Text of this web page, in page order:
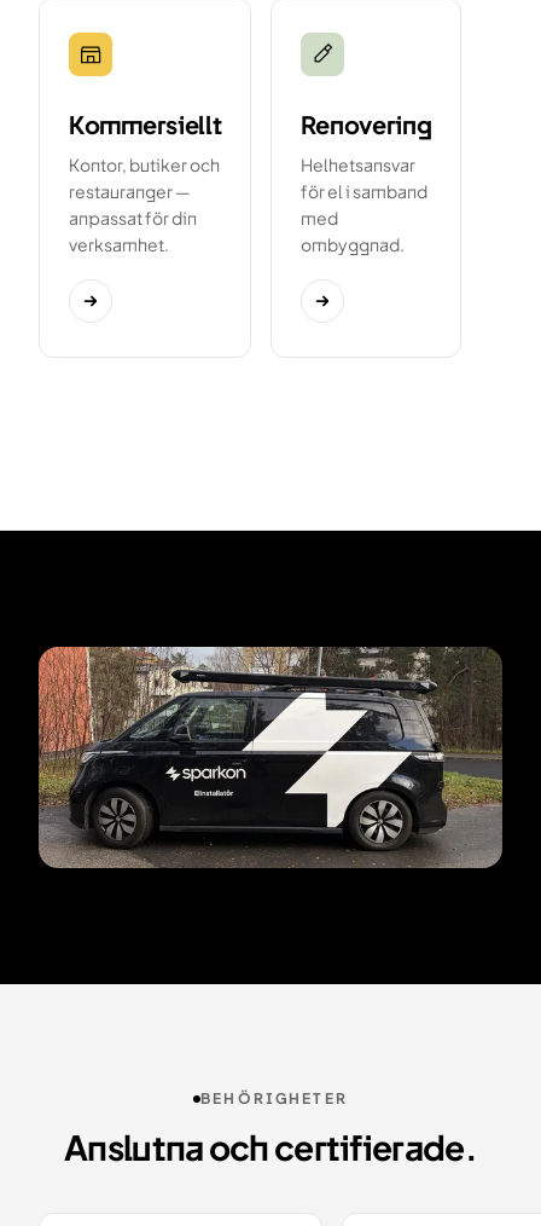
Kommersiellt
Kontor, butiker och
restauranger —
anpassat för din
verksamhet.
Renovering
Helhetsansvar
för el i samband
med
ombyggnad.
BEHÖRIGHETER
Anslutna och certifierade.